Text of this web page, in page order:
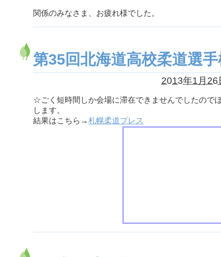
関係のみなさま、お疲れ様でした。
第35回北海道高校柔道選
2013年1月26
☆ごく短時間しか会場に滞在できませんでしたので
します。
結果はこちら→札幌柔道プレス